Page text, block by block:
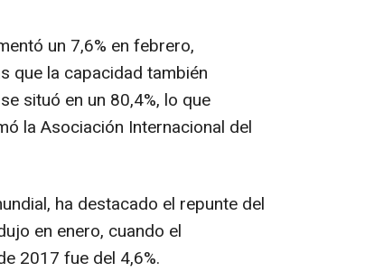
un 7,6% en febrero,
que la capacidad también
situó en un 80,4%, lo que
la Asociación Internacional del
ha destacado el repunte del
en enero, cuando el
2017 fue del 4,6%.